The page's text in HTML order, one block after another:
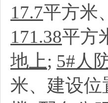
17.7平方米
171.38平方
地上; 5#人
米、建设位